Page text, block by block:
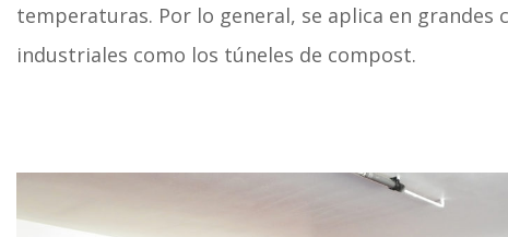
temperaturas. Por lo general, se aplica en grandes
industriales como los túneles de compost.